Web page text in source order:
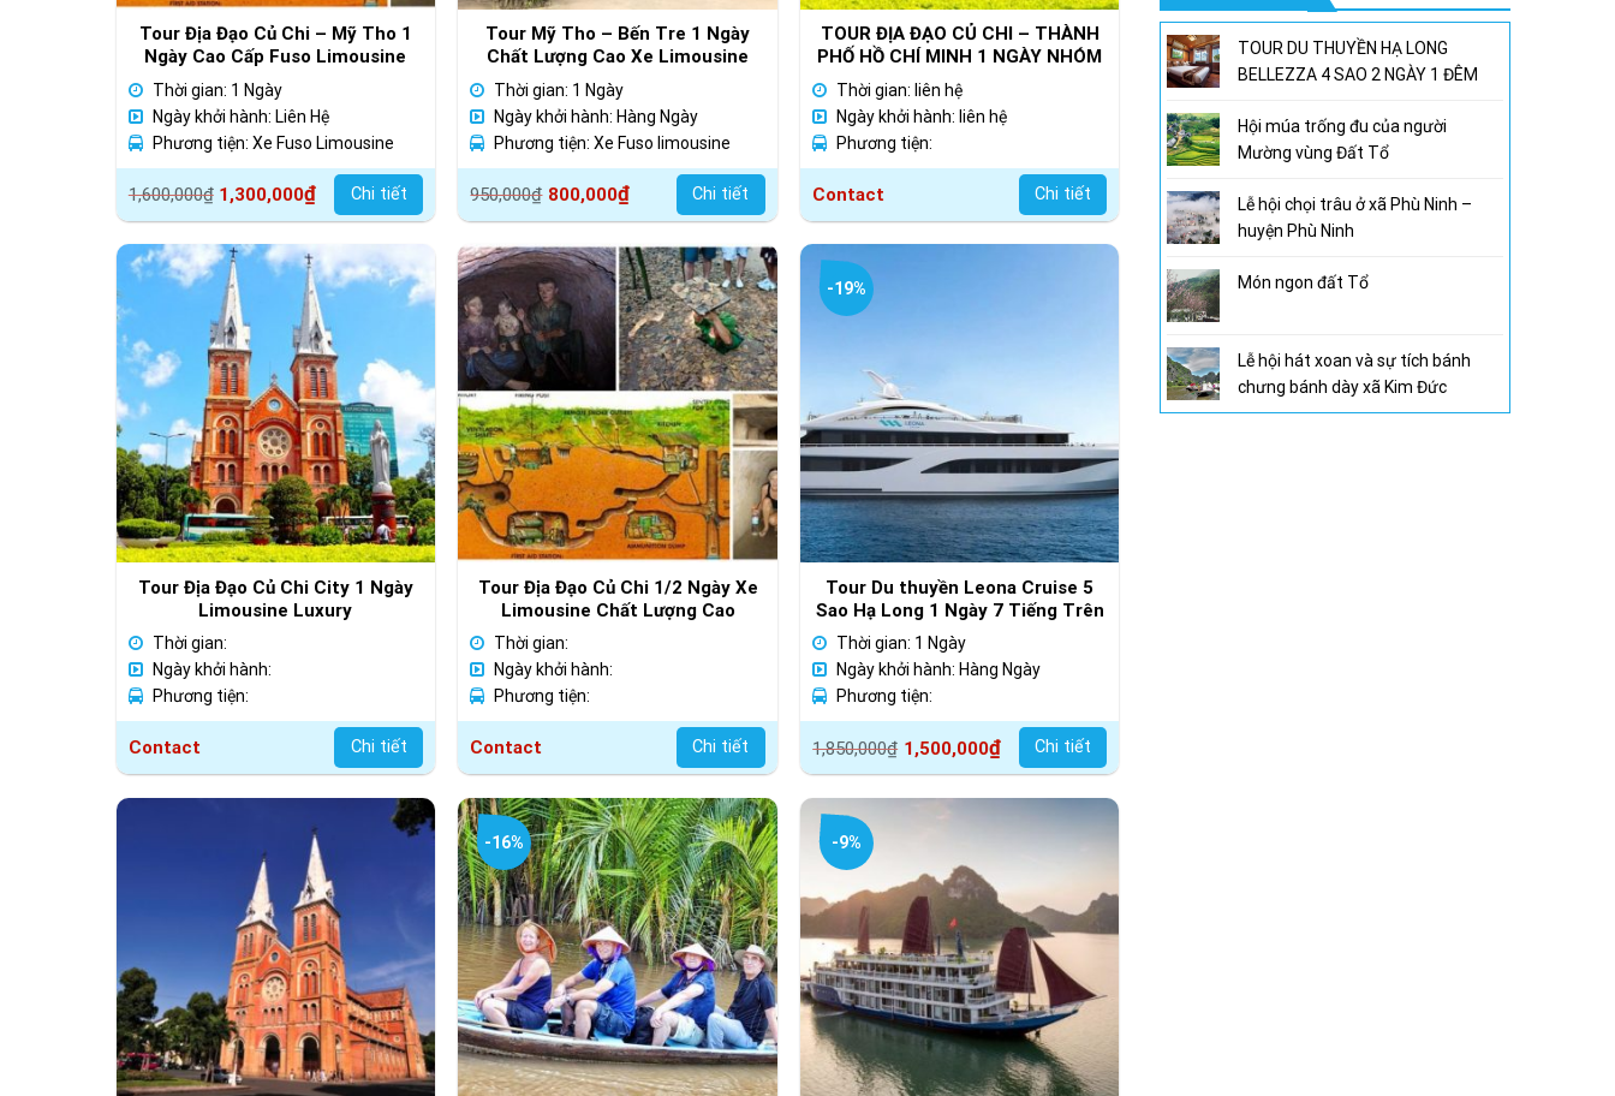
Tour Địa Đạo Củ Chi – Mỹ Tho 1
Ngày Cao Cấp Fuso Limousine
Thời gian: 1 Ngày
Ngày khởi hành: Liên Hệ
Phương tiện: Xe Fuso Limousine
1,600,000₫
Giá
gốc
là:
1,600,000₫.
1,300,000₫
Giá
hiện
tại
1,300,000₫.
Chi tiết
Tour Mỹ Tho – Bến Tre 1 Ngày
Chất Lượng Cao Xe Limousine
Thời gian: 1 Ngày
Ngày khởi hành: Hàng Ngày
Phương tiện: Xe Fuso limousine
950,000₫
Giá
gốc
là:
950,000₫.
800,000₫
Giá
hiện
tại
là:
800,000₫.
Chi tiết
TOUR ĐỊA ĐẠO CỦ CHI – THÀNH
PHỐ HỒ CHÍ MINH 1 NGÀY NHÓM
NHỎ CAO CẤP
Thời gian: liên hệ
Ngày khởi hành: liên hệ
Phương tiện:
Contact Chi tiết
Tour Địa Đạo Củ Chi City 1 Ngày
Limousine Luxury
Thời gian:
Ngày khởi hành:
Phương tiện:
Contact Chi tiết
Tour Địa Đạo Củ Chi 1/2 Ngày Xe
Limousine Chất Lượng Cao
Thời gian:
Ngày khởi hành:
Phương tiện:
Contact Chi tiết
-19%
Tour Du thuyền Leona Cruise 5
Sao Hạ Long 1 Ngày 7 Tiếng Trên
Tàu
Thời gian: 1 Ngày
Ngày khởi hành: Hàng Ngày
Phương tiện:
1,850,000₫
Giá
gốc
là:
1,850,000₫.
1,500,000₫
Giá
hiện
tại
là:
1,500,000₫.
Chi tiết
-16% -9%
800,000₫.
TOUR DU THUYỀN HẠ LONG
BELLEZZA 4 SAO 2 NGÀY 1 ĐÊM
Hội múa trống đu của người
Mường vùng Đất Tổ
Lễ hội chọi trâu ở xã Phù Ninh –
huyện Phù Ninh
Món ngon đất Tổ
Lễ hội hát xoan và sự tích bánh
chưng bánh dày xã Kim Đức